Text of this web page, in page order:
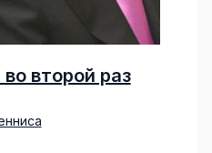
второй раз